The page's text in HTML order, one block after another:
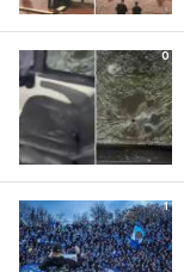
0
1